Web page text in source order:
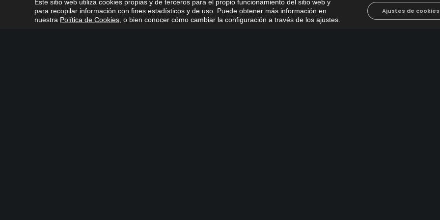
Este sitio web utiliza cookies propias y de terceros para el propio funcionamiento del sitio web y
para recopilar información con fines estadísticos y de uso. Puede obtener más información en
nuestra Política de Cookies , o bien conocer cómo cambiar la configuración a través de los ajustes
Ajustes de cookies